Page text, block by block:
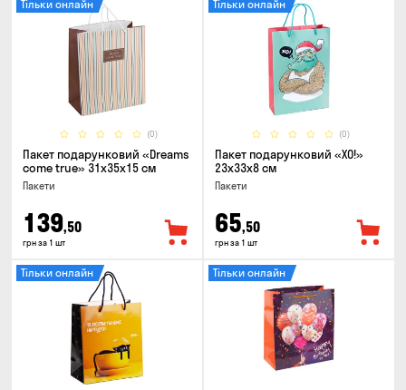
(0)
Тільки онлайн
Пакет подарунковий «Dreams
come true» 31x35x15 см
Пакети
139,50
грн за 1 шт
(0)
Тільки онлайн
Пакет подарунковий «ХО!»
23x33x8 см
Пакети
65,50
грн за 1 шт
Тільки онлайн Тільки онлайн